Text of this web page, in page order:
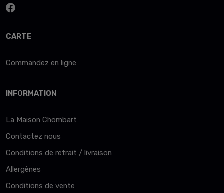
CARTE
Commandez en ligne
INFORMATION
La Maison Chombart
Contactez nous
Conditions de retrait / livraison
Allergènes
Conditions de vente